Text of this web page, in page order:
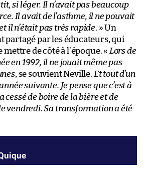
si léger. Il n’avait pas beaucoup
Il avait de l’asthme, il ne pouvait
il n’était pas très rapide. » Un
partagé par les éducateurs, qui
mettre de côté à l’époque. « Lors de
en 1992, il ne jouait même pas
, se souvient Neville. Et tout d’un
suivante. Je pense que c’est à
cessé de boire de la bière et de
vendredi. Sa transformation a été